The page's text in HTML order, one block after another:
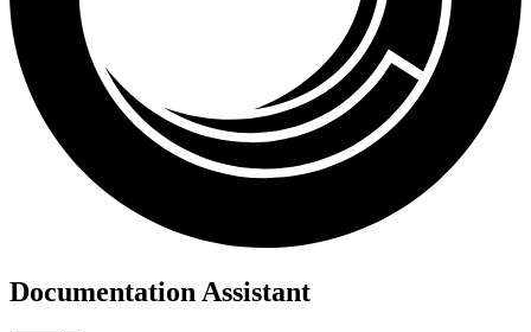
Documentation Assistant